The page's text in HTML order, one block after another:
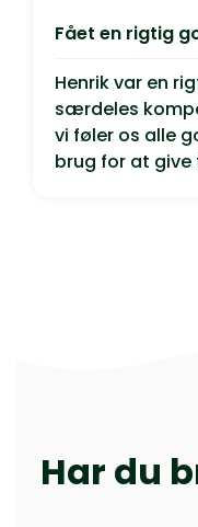
Fået en rigtig
Henrik var en
særdeles
vi føler os alle
brug for at
Har du